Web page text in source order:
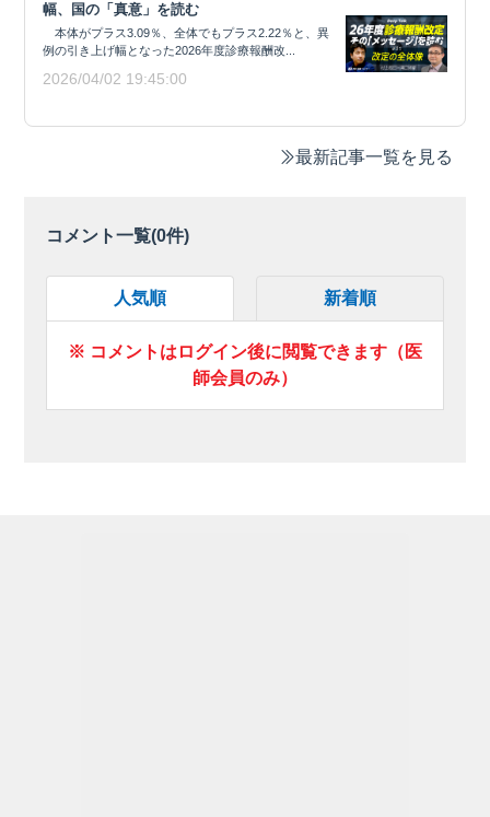
幅、国の「真意」を読む
本体がプラス3.09％、全体でもプラス2.22％と、異
例の引き上げ幅となった2026年度診療報酬改...
2026/04/02 19:45:00
最新記事一覧を見る
コメント一覧(0件)
人気順 新着順
※ コメントはログイン後に閲覧できます（医
師会員のみ）